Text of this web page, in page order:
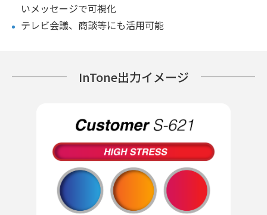
いメッセージで可視化
テレビ会議、商談等にも活用可能
InTone出力イメージ